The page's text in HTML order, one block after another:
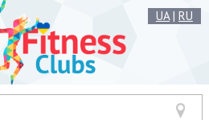
UA| RU